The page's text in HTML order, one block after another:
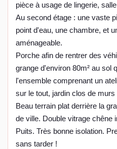
pièce à usage de lingerie,
Au second étage : une vaste
point d'eau, une chambre, et
aménageable.
Porche afin de rentrer des
grange d'environ 80m² au sol
l'ensemble comprenant un
sur le tout, jardin clos de
Beau terrain plat derrière la
de ville. Double vitrage chêne
Puits. Très bonne isolation.
sans tarder !